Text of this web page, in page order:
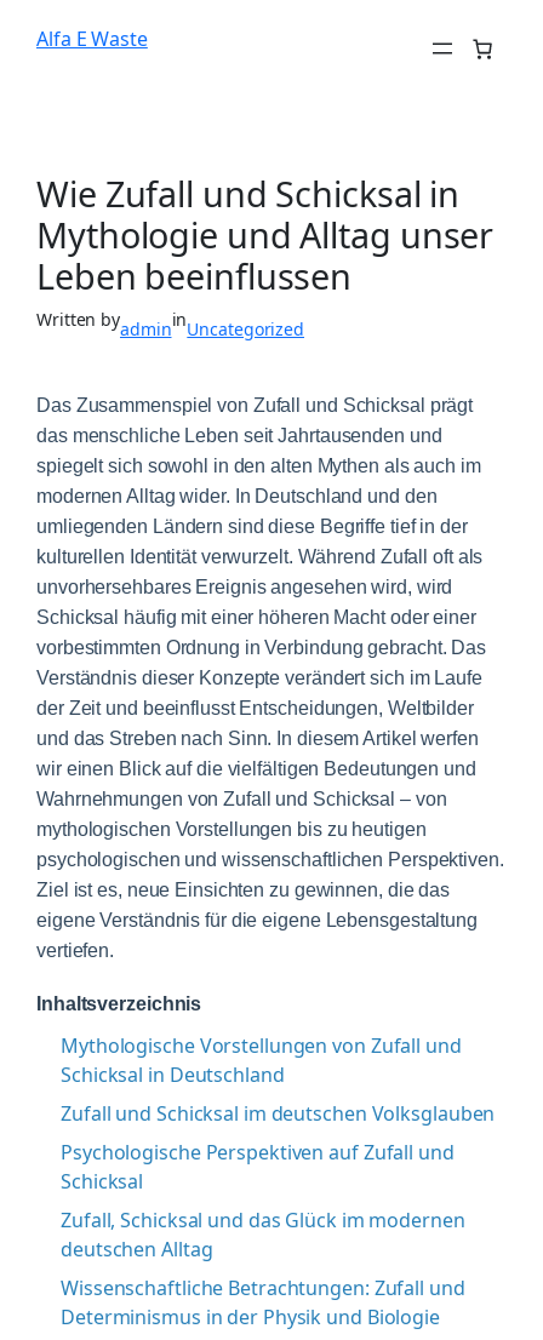
Alfa E Waste
Wie Zufall und Schicksal in
Mythologie und Alltag unser
Leben beeinflussen
Written byadmininUncategorized
Das Zusammenspiel von Zufall und Schicksal prägt
das menschliche Leben seit Jahrtausenden und
spiegelt sich sowohl in den alten Mythen als auch im
modernen Alltag wider. In Deutschland und den
umliegenden Ländern sind diese Begriffe tief in der
kulturellen Identität verwurzelt. Während Zufall oft als
unvorhersehbares Ereignis angesehen wird, wird
Schicksal häufig mit einer höheren Macht oder einer
vorbestimmten Ordnung in Verbindung gebracht. Das
Verständnis dieser Konzepte verändert sich im Laufe
der Zeit und beeinflusst Entscheidungen, Weltbilder
und das Streben nach Sinn. In diesem Artikel werfen
wir einen Blick auf die vielfältigen Bedeutungen und
Wahrnehmungen von Zufall und Schicksal – von
mythologischen Vorstellungen bis zu heutigen
psychologischen und wissenschaftlichen Perspektiven.
Ziel ist es, neue Einsichten zu gewinnen, die das
eigene Verständnis für die eigene Lebensgestaltung
vertiefen.
Inhaltsverzeichnis
Mythologische Vorstellungen von Zufall und
Schicksal in Deutschland
Zufall und Schicksal im deutschen Volksglauben
Psychologische Perspektiven auf Zufall und
Schicksal
Zufall, Schicksal und das Glück im modernen
deutschen Alltag
Wissenschaftliche Betrachtungen: Zufall und
Determinismus in der Physik und Biologie